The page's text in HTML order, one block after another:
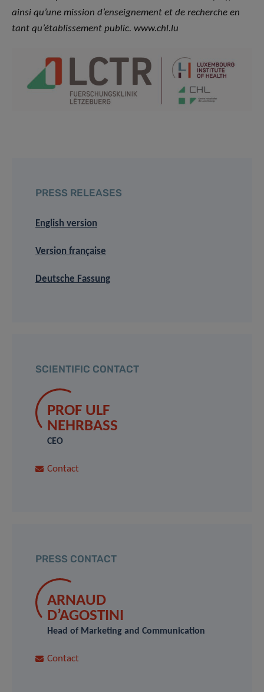
ainsi qu’une mission d’enseignement et de recherche en
tant qu’établissement public. www.chl.lu
PRESS RELEASES
English version
Version française
Deutsche Fassung
SCIENTIFIC CONTACT
PROF ULF
NEHRBASS
CEO
Contact
PRESS CONTACT
ARNAUD
D’AGOSTINI
Head of Marketing and Communication
Contact